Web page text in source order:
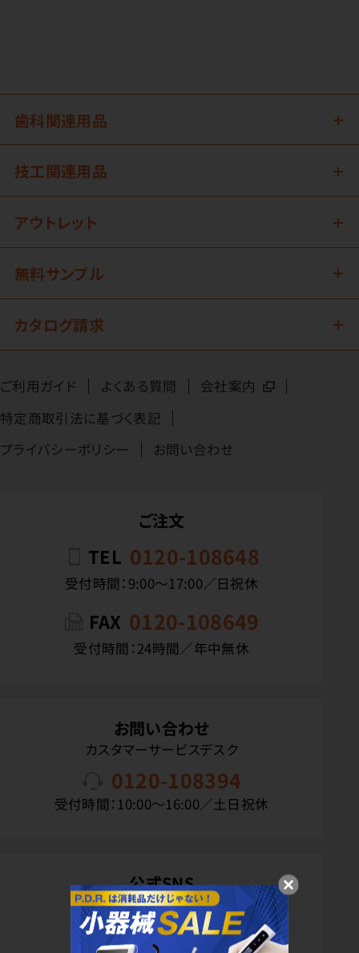
歯科関連用品
技工関連用品
アウトレット
無料サンプル
カタログ請求
ご利用ガイド よくある質問
会社案内
特定商取引法に基づく表記
プライバシーポリシー
お問い合わせ
ご注文
TEL 0120-108648
受付時間：9:00〜17:00／日祝休
FAX 0120-108649
受付時間：24時間／年中無休
お問い合わせ
カスタマーサービスデスク
0120-108394
受付時間：10:00〜16:00／土日祝休
公式SNS